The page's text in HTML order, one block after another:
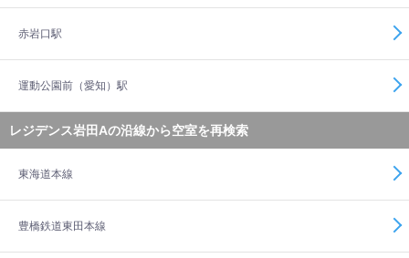
赤岩口駅
運動公園前（愛知）駅
レジデンス岩田Aの沿線から空室を再検索
東海道本線
豊橋鉄道東田本線